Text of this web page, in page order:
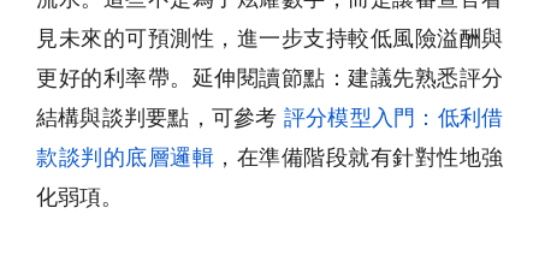
見未來的可預測性，進一步支持較低風險溢酬與
更好的利率帶。延伸閱讀節點：建議先熟悉評分
結構與談判要點，可參考 評分模型入門：低利借
款談判的底層邏輯 ，在準備階段就有針對性地強
化弱項。